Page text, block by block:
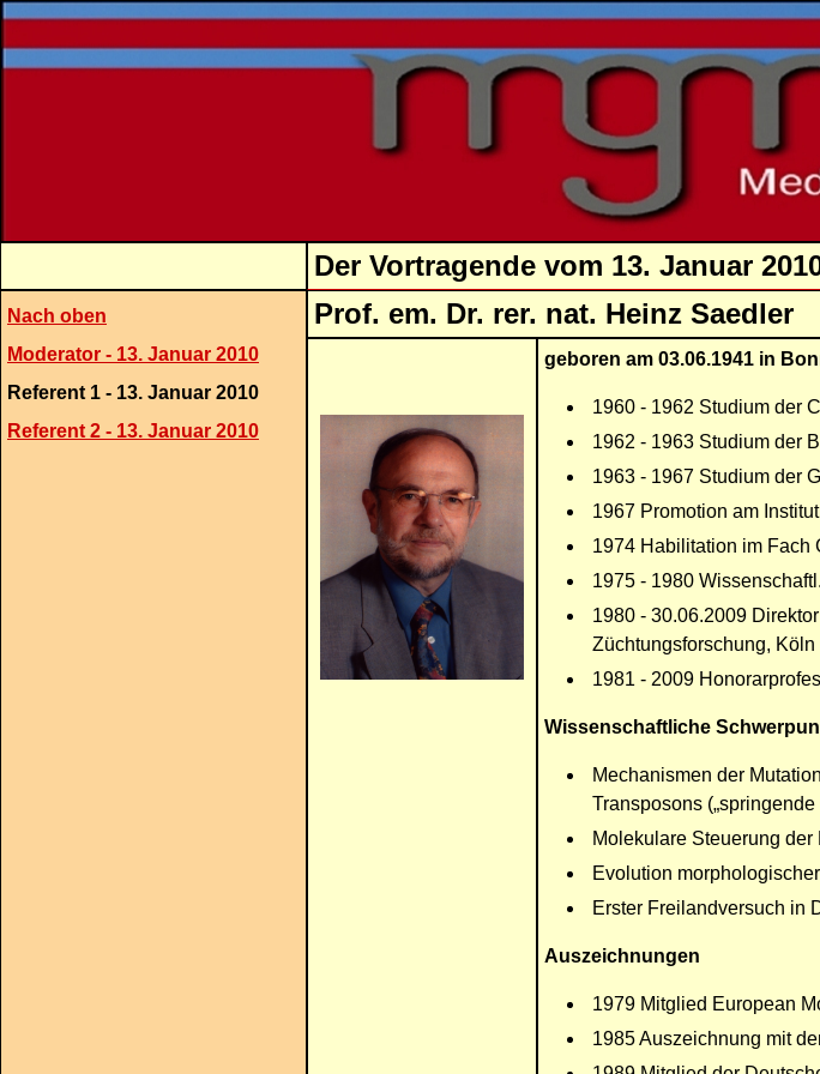
Der Vortragende vom 13. Januar
Nach oben
Moderator - 13. Januar 2010
Referent 1 - 13. Januar 2010
Referent 2 - 13. Januar 2010
Prof. em. Dr. rer. nat.
geboren am 03.06.1941 in
1960 - 1962 Studium der
1962 - 1963 Studium der
1963 - 1967 Studium der
1967 Promotion am
1974 Habilitation im Fach
1975 - 1980
1980 - 30.06.2009
Züchtungsforschung, Köln
1981 - 2009
Wissenschaftliche
Mechanismen der
Transposons („springende
Molekulare Steuerung
Evolution
Erster Freilandversuch in
Auszeichnungen
1979 Mitglied European
1985 Auszeichnung mit